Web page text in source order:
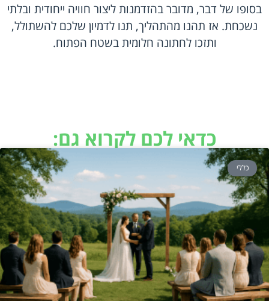
בסופו של דבר, מדובר בהזדמנות ליצור חוויה ייחודית ובלתי
נשכחת. אז תהנו מהתהליך, תנו לדמיון שלכם להשתולל,
ותזכו לחתונה חלומית בשטח הפתוח.
כדאי לכם לקרוא גם:
כללי